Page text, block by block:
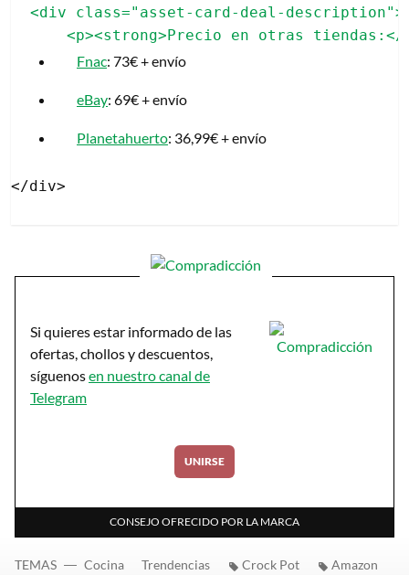
<div class="asset-card-deal-description">
Fnac: 73€ + envío
eBay: 69€ + envío
Planetahuerto: 36,99€ + envío
Si quieres estar informado de las
ofertas, chollos y descuentos,
síguenosen nuestro canal de
Telegram
UNIRSE
CONSEJO OFRECIDO POR LA MARCA
TEMAS Cocina Trendencias Crock Pot Amazon